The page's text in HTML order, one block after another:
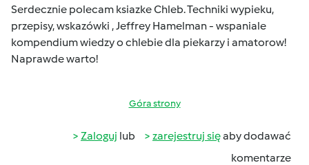
Serdecznie polecam ksiazkeChleb. Techniki wypieku,
przepisy, wskazówki , Jeffrey Hamelman - wspaniale
kompendium wiedzy o chlebie dla piekarzy i amatorow!
Naprawde warto!
Góra strony
Zaloguj lub zarejestruj sięaby dodawać
komentarze